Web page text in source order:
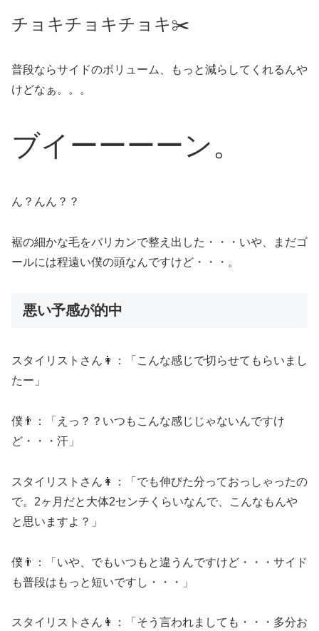
チョキチョキチョキ✂️
普段ならサイドのボリューム、もっと減らしてくれるんや
けどなぁ。。。
ブイーーーーン。
ん？んん？？
裾の細かな毛をバリカンで整え出した・・・いや、まだゴ
ールには程遠い僕の頭なんですけど・・・。
悪い予感が的中
スタイリストさん👩：「こんな感じで切らせてもらいまし
たー」
僕👨：「えっ？？いつもこんな感じじゃないんですけ
ど・・・汗」
スタイリストさん👩：「でも伸びた分っておっしゃったの
で。2ヶ月だと大体2センチくらいなんで、こんなもんや
と思いますよ？」
僕👨：「いや、でもいつもと違うんですけど・・・サイド
も普段はもっと短いですし・・・」
スタイリストさん👩：「そう言われましても・・・多分お